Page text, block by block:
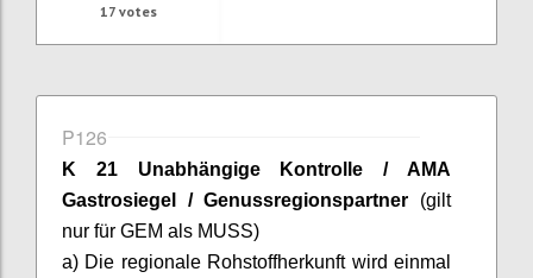
17 votes
P126
K 21 Unabhängige Kontrolle / AMA
Gastrosiegel
/ Genussregionspartner (gilt
nur für GEM als MUSS)
a) Die regionale Rohstoffherkunft wird einmal